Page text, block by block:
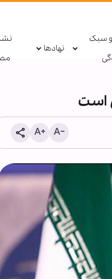
و سبک
نهادها
است
پادکست ابنا - روایت یک دهه | قلمِ
شکسته